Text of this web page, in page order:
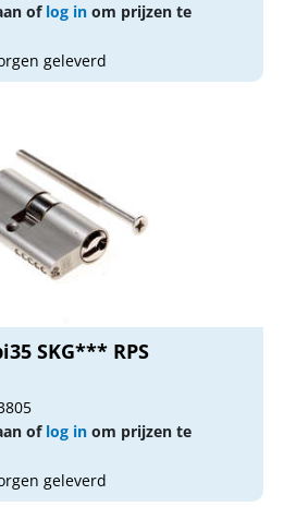
of log in om prijzen te
geleverd
SKG*** RPS
of log in om prijzen te
geleverd